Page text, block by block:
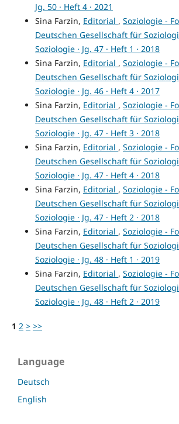
Jg. 50 · Heft 4 · 2021
Sina Farzin, Editorial , Soziologie -
Deutschen Gesellschaft für
Soziologie · Jg. 47 · Heft 1 · 2018
Sina Farzin, Editorial , Soziologie -
Deutschen Gesellschaft für
Soziologie · Jg. 46 · Heft 4 · 2017
Sina Farzin, Editorial , Soziologie -
Deutschen Gesellschaft für
Soziologie · Jg. 47 · Heft 3 · 2018
Sina Farzin, Editorial , Soziologie -
Deutschen Gesellschaft für
Soziologie · Jg. 47 · Heft 4 · 2018
Sina Farzin, Editorial , Soziologie -
Deutschen Gesellschaft für
Soziologie · Jg. 47 · Heft 2 · 2018
Sina Farzin, Editorial , Soziologie -
Deutschen Gesellschaft für
Soziologie · Jg. 48 · Heft 1 · 2019
Sina Farzin, Editorial , Soziologie -
Deutschen Gesellschaft für
Soziologie · Jg. 48 · Heft 2 · 2019
1 2 > >>
Language
Deutsch
English